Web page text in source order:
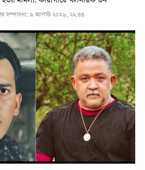
সম্পাদনা: ৯ আগস্ট ২০২৬, ২২:৪৪